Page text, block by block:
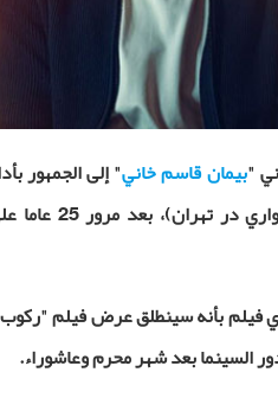
"بيمان قاسم خاني" إلى الجمهور
مرور 25 عاما على آخر ظهور سينمائي له في فيلم
فيلم بأنه سينطلق عرض فيلم "ركوب
السينما بعد شهر محرم وعاشوراء.